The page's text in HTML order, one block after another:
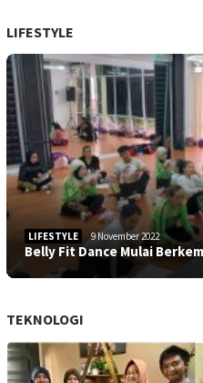
LIFESTYLE
LIFESTYLE 9 November 2022
Belly Fit Dance Mulai
TEKNOLOGI